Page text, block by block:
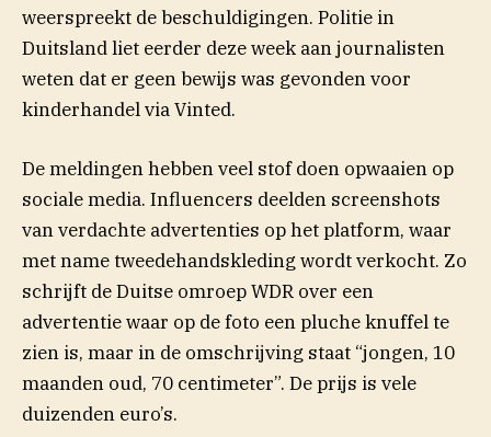
weerspreekt de beschuldigingen. Politie in
Duitsland liet eerder deze week aan journalisten
weten dat er geen bewijs was gevonden voor
kinderhandel via Vinted.
De meldingen hebben veel stof doen opwaaien op
sociale media. Influencers deelden screenshots
van verdachte advertenties op het platform, waar
met name tweedehandskleding wordt verkocht. Zo
schrijft de Duitse omroepWDR (opent in nieuw
over een
advertentie waar op de foto een pluche knuffel te
zien is, maar in de omschrijving staat “jongen, 10
maanden oud, 70 centimeter”. De prijs is vele
duizenden euro’s.